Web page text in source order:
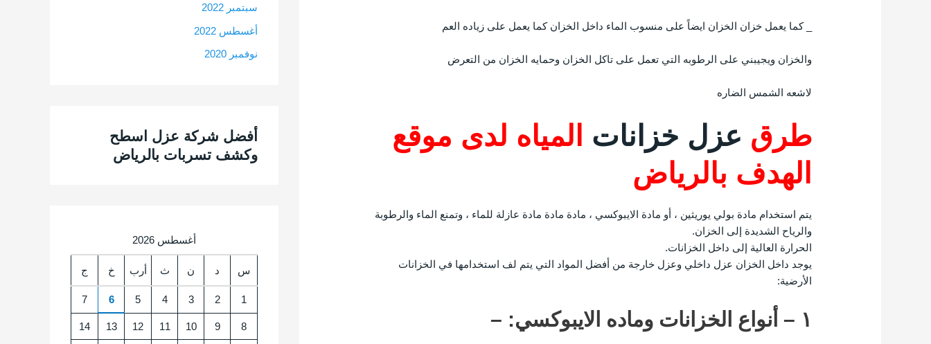
_ كما يعمل خزان الخزان ايضاً على منسوب الماء داخل الخزان كما يعمل على زياده العم
والخزان ويجيبني على الرطوبه التي تعمل على تاكل الخزان وحمايه الخزان من التعرض
لاشعه الشمس الضاره
طرق عزل خزانات المياه لدى موقع
الهدف بالرياض
يتم استخدام مادة بولي يوريثين ، أو مادة الايبوكسي ، مادة مادة مادة عازلة للماء ، وتمنع الماء والرطوبة
والرياح الشديدة إلى الخزان.
الحرارة العالية إلى داخل الخزانات.
يوجد داخل الخزان عزل داخلي وعزل خارجة من أفضل المواد التي يتم لف استخدامها في الخزانات
الأرضية:
١ – أنواع الخزانات وماده الايبوكسي: –
سبتمبر 2022
أغسطس 2022
نوفمبر 2020
أفضل شركة عزل اسطح
وكشف تسربات بالرياض
أغسطس 2026
س د ن ث أرب خ ج
1
2
3
4
5
6
7
8
9
10
11
12
13
14